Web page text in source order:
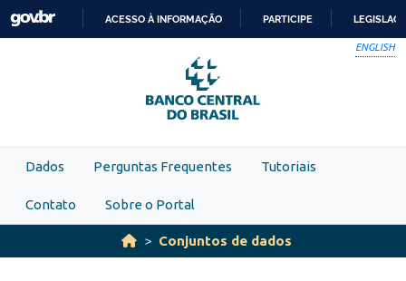
Skip to main content
PARA
O
CONTEÚDO
ACESSO À INFORMAÇÃO PARTICIPE
ENGLISH
Dados Perguntas Frequentes Tutoriais
Contato Sobre o Portal
Conjuntos de dados